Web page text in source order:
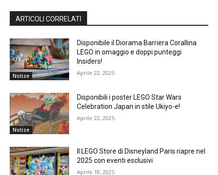
ARTICOLI CORRELATI
Notize
Disponibile il Diorama Barriera Corallina
LEGO in omaggio e doppi punteggi
Insiders!
Aprile 22, 2025
Notize
Disponibili i poster LEGO Star Wars
Celebration Japan in stile Ukiyo-e!
Aprile 22, 2025
Il LEGO Store di Disneyland Paris riapre nel
2025 con eventi esclusivi
Aprile 18, 2025